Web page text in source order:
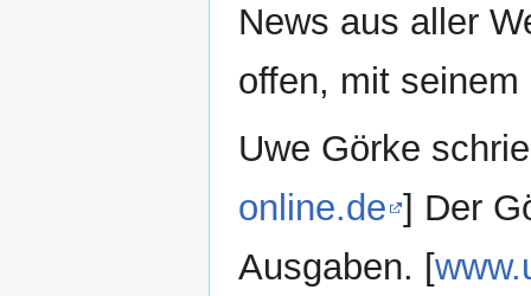
News aus aller
offen, mit
Uwe Görke
online.de ] Der
Ausgaben. [